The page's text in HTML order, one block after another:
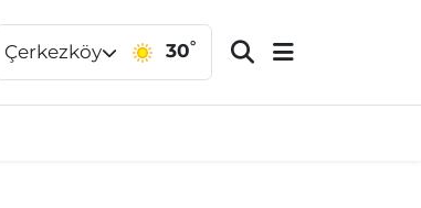
Çerkezköy 30°